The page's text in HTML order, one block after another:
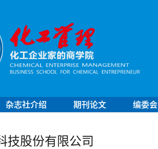
杂志社介绍 期刊论文 编委会
技股份有限公司